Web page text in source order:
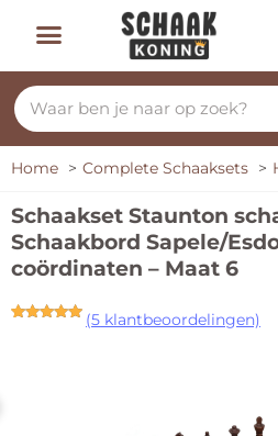
Home Complete Schaaksets
Schaakset Staunton
Schaakbord Sapele/
coördinaten – Maat 6
Gewaardeerd
(5 klantbeoordelingen)